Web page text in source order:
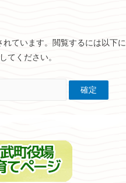
ています。閲覧するには以下に
てください。